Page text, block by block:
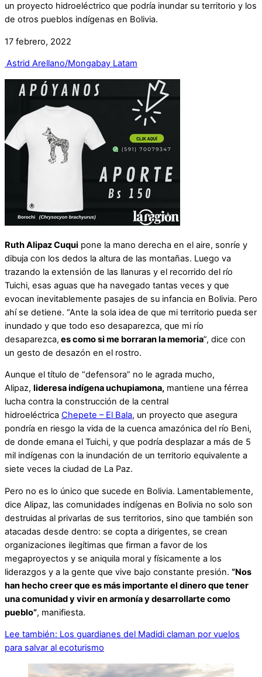
un proyecto hidroeléctrico que podría inundar su territorio y los
de otros pueblos indígenas en Bolivia.
17 febrero, 2022
Astrid Arellano/Mongabay Latam
Ruth Alipaz Cuqui pone la mano derecha en el aire, sonríe y
dibuja con los dedos la altura de las montañas. Luego va
trazando la extensión de las llanuras y el recorrido del río
Tuichi, esas aguas que ha navegado tantas veces y que
evocan inevitablemente pasajes de su infancia en Bolivia. Pero
ahí se detiene. “Ante la sola idea de que mi territorio pueda ser
inundado y que todo eso desaparezca, que mi río
desaparezca, es como si me borraran la memoria”, dice con
un gesto de desazón en el rostro.
Aunque el título de “defensora” no le agrada mucho,
Alipaz, lideresa indígena uchupiamona, mantiene una férrea
lucha contra la construcción de la central
hidroeléctrica Chepete – El Bala, un proyecto que asegura
pondría en riesgo la vida de la cuenca amazónica del río Beni,
de donde emana el Tuichi, y que podría desplazar a más de 5
mil indígenas con la inundación de un territorio equivalente a
siete veces la ciudad de La Paz.
Pero no es lo único que sucede en Bolivia. Lamentablemente,
dice Alipaz, las comunidades indígenas en Bolivia no solo son
destruidas al privarlas de sus territorios, sino que también son
atacadas desde dentro: se copta a dirigentes, se crean
organizaciones ilegítimas que firman a favor de los
megaproyectos y se aniquila moral y físicamente a los
liderazgos y a la gente que vive bajo constante presión. “Nos
han hecho creer que es más importante el dinero que tener
una comunidad y vivir en armonía y desarrollarte como
pueblo”, manifiesta.
Lee también: Los guardianes del Madidi claman por vuelos
para salvar al ecoturismo